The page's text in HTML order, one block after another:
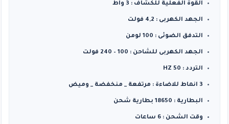
القوة الفعلية للكشاف : 3 واط
الجهد الكهربى : 4,2 فولت
التدفق الضوئى : 100 لومن
الجهد الكهربى للشاحن : 100 – 240 فولت
التردد : 50 HZ
3 انماط للاضاءة : مرتفعة _ منخفضة _ وميض
البطارية : 18650 بطارية شحن
وقت الشحن : 6 ساعات